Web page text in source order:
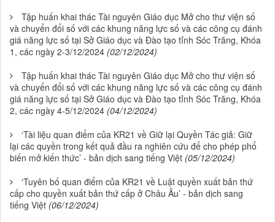
Tập huấn khai thác Tài nguyên Giáo dục Mở cho thư viện số
và chuyển đổi số với các khung năng lực số và các công cụ đánh
giá năng lực số tại Sở Giáo dục và Đào tạo tỉnh Sóc Trăng, Khóa
1, các ngày 2-3/12/2024 (02/12/2024)
Tập huấn khai thác Tài nguyên Giáo dục Mở cho thư viện số
và chuyển đổi số với các khung năng lực số và các công cụ đánh
giá năng lực số tại Sở Giáo dục và Đào tạo tỉnh Sóc Trăng, Khóa
2, các ngày 4-5/12/2024 (04/12/2024)
‘Tài liệu quan điểm của KR21 về Giữ lại Quyền Tác giả: Giữ
lại các quyền trong kết quả đầu ra nghiên cứu để cho phép phổ
biến mở kiến thức’ - bản dịch sang tiếng Việt (05/12/2024)
‘Tuyên bố quan điểm của KR21 về Luật quyền xuất bản thứ
cấp cho quyền xuất bản thứ cấp ở Châu Âu’ - bản dịch sang
tiếng Việt (06/12/2024)